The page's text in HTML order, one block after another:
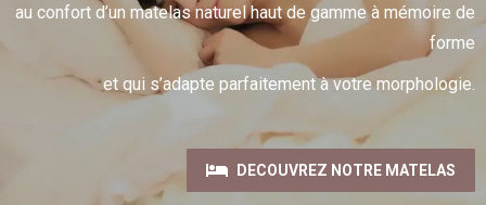
au confort d’un matelas naturel haut de gamme à mémoire de
forme
et qui s’adapte parfaitement à votre morphologie.
DECOUVREZ NOTRE MATELAS